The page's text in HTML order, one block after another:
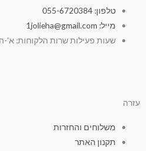
טלפון: 055-6720384
מייל: 1jolieha@gmail.com
שעות פעילות שרות הלקוחות: א'-ה' 09.00-14.00
עזרה
משלוחים והחזרות
תקנון האתר